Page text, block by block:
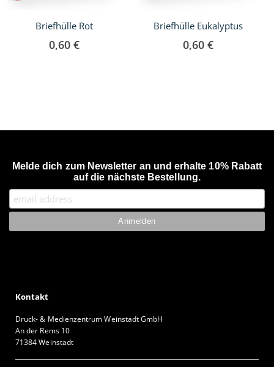
Briefhülle Rot
0,60 €
Briefhülle Eukalyptus
0,60 €
Melde dich zum Newsletter an und erhalte 10% Rabatt
auf die nächste Bestellung.
Kontakt
Druck- & Medienzentrum Weinstadt GmbH
An der Rems 10
71384 Weinstadt